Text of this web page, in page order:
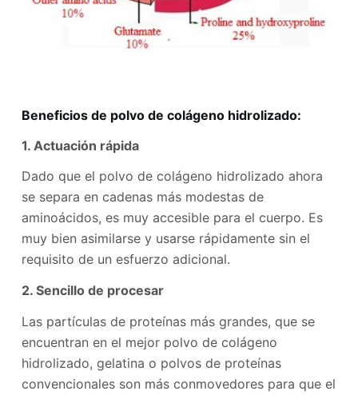
Beneficios de polvo de colágeno hidrolizado:
1. Actuación rápida
Dado que el polvo de colágeno hidrolizado ahora
se separa en cadenas más modestas de
aminoácidos, es muy accesible para el cuerpo. Es
muy bien asimilarse y usarse rápidamente sin el
requisito de un esfuerzo adicional.
2. Sencillo de procesar
Las partículas de proteínas más grandes, que se
encuentran en el mejor polvo de colágeno
hidrolizado, gelatina o polvos de proteínas
convencionales son más conmovedores para que el